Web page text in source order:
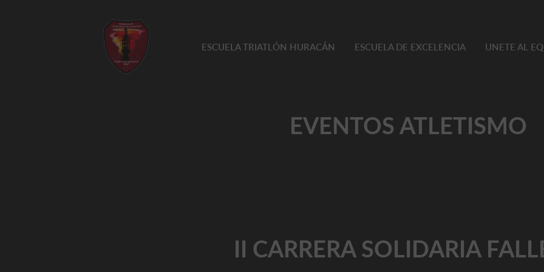
ESCUELA TRIATLÓN HURACÁN ESCUELA DE EXCELENCIA UNETE AL
EVENTOS ATLETISMO
II CARRERA SOLIDARIA